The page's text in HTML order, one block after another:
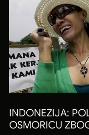
INDONEZIJA:
OSMORICU